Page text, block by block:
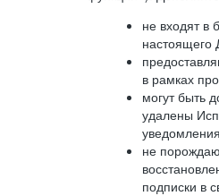
не входят в
настоящего
в рамках
могут быть
удалены
не
подписки в